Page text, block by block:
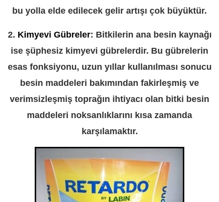
bu yolla elde edilecek gelir artışı çok büyüktür.
2. Kimyevi Gübreler: Bitkilerin ana besin kaynağı
ise şüphesiz kimyevi gübrelerdir. Bu gübrelerin
esas fonksiyonu, uzun yıllar kullanılması sonucu
besin maddeleri bakımından fakirleşmiş ve
verimsizleşmiş toprağın ihtiyacı olan bitki besin
maddeleri noksanlıklarını kısa zamanda
karşılamaktır.